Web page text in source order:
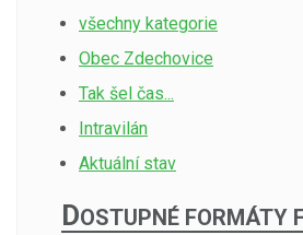
všechny kategorie
Obec Zdechovice
Tak šel čas...
Intravilán
Aktuální stav
DOSTUPNÉ FORMÁTY